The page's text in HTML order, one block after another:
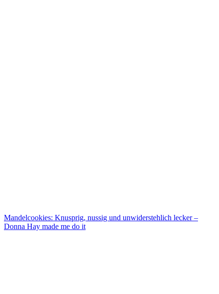
Mandelcookies: Knusprig, nussig und unwiderstehlich lecker –
Donna Hay made me do it